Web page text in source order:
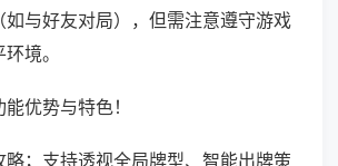
如与好友对局），但需注意遵守游戏
境。
优势与特色！
；支持透视全局牌型、智能出牌策